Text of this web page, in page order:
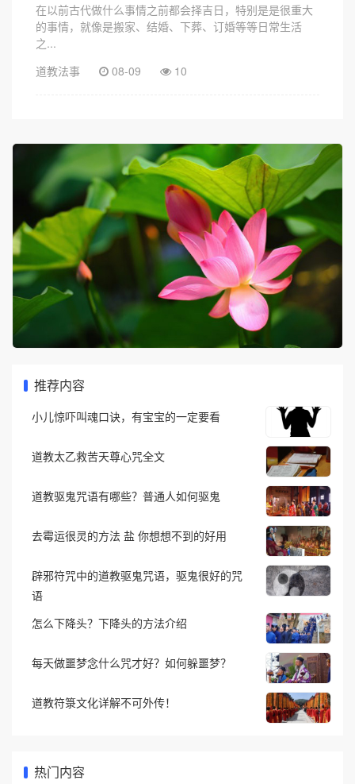
在以前古代做什么事情之前都会择吉日，特别是是很重大
的事情，就像是搬家、结婚、下葬、订婚等等日常生活
之...
道教法事
08-09 10
推荐内容
小儿惊吓叫魂口诀，有宝宝的一定要看
道教太乙救苦天尊心咒全文
道教驱鬼咒语有哪些？普通人如何驱鬼
去霉运很灵的方法 盐 你想想不到的好用
辟邪符咒中的道教驱鬼咒语，驱鬼很好的咒
语
怎么下降头？下降头的方法介绍
每天做噩梦念什么咒才好？如何躲噩梦？
道教符箓文化详解不可外传！
热门内容